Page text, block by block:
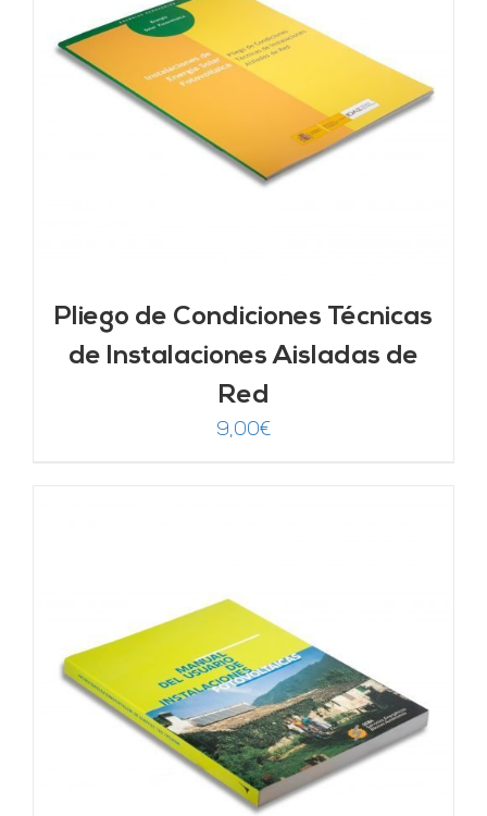
Pliego de Condiciones Técnicas
de Instalaciones Aisladas de
Red
9,00€